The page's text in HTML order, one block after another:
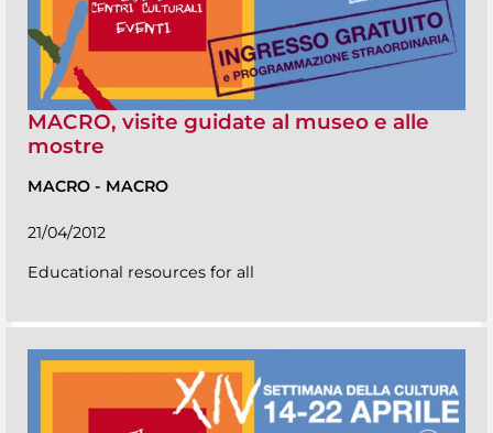
MACRO, visite guidate al museo e alle
mostre
MACRO - MACRO
21/04/2012
Educational resources for all